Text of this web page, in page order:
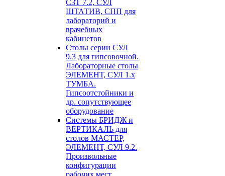
СЗТ 7.2, СУЛ
ШТАТИВ, СПП для
лабораторий и
врачебных
кабинетов
Столы серии СУЛ
9.3 для гипсовочной.
Лабораторные столы
ЭЛЕМЕНТ, СУЛ 1.х
ТУМБА.
Гипсоотстойники и
др. сопутствующее
оборудование
Системы БРИДЖ и
ВЕРТИКАЛЬ для
столов МАСТЕР,
ЭЛЕМЕНТ, СУЛ 9.2.
Произвольные
конфигурации
рабочих мест